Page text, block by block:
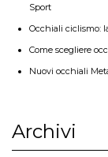
Sport
Occhiali ciclismo:
Come scegliere
Nuovi occhiali
Archivi